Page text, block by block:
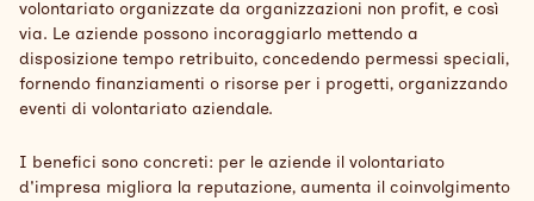
volontariato organizzate da organizzazioni non profit, e così
via. Le aziende possono incoraggiarlo mettendo a
disposizione tempo retribuito, concedendo permessi speciali,
fornendo finanziamenti o risorse per i progetti, organizzando
eventi di volontariato aziendale.
I benefici sono concreti: per le aziende il volontariato
d'impresa migliora la reputazione, aumenta il coinvolgimento